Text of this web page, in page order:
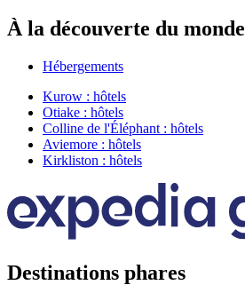
À la découverte du monde
Hébergements
Kurow : hôtels
Otiake : hôtels
Colline de l'Éléphant : hôtels
Aviemore : hôtels
Kirkliston : hôtels
Destinations phares